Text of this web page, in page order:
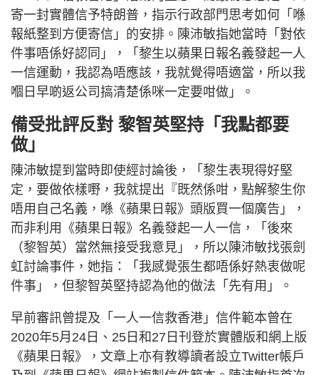
寄一封實體信予特朗普，指示行政部門思考如何「喺
報紙整到方便寄信」的安排。陳沛敏指她當時「對依
件事唔係好認同」，「黎生以蘋果日報名義發起一人
一信運動，我認為唔應該，我就覺得唔適當，所以我
嗰日早啲返公司搞清楚係咪一定要咁做」。
備受批評反對 黎智英堅持「我點都要
做」
陳沛敏提到當時即使經討論後，「黎生表現得好堅
定，要做依樣嘢，我就提出『既然係咁，點解黎生你
唔用自己名義，喺《蘋果日報》頭版買一個廣告」，
而非利用《蘋果日報》名義發起一人一信，「後來
（黎智英）當然無接受我意見」，所以陳沛敏找張劍
虹討論事件，她指：「我感覺張生都唔係好熱衷做呢
件事」，但黎智英堅持認為他的做法「先有用」。
早前審訊曾提及「一人一信救香港」信件範本曾在
2020年5月24日、25日和27日刊登於實體版和網上版
《蘋果日報》，文章上亦有教導讀者設立Twitter帳戶